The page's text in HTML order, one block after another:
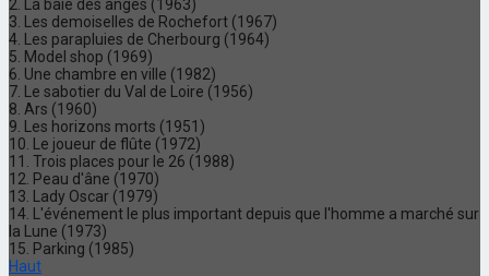
2. La baie des anges (1963)
3. Les demoiselles de Rochefort (1967)
4. Les parapluies de Cherbourg (1964)
5. Model shop (1969)
6. Une chambre en ville (1982)
7. Le sabotier du Val de Loire (1956)
8. Ars (1960)
9. Les horizons morts (1951)
10. Le joueur de flûte (1972)
11. Trois places pour le 26 (1988)
12. Peau d'âne (1970)
13. Lady Oscar (1979)
14. L'événement le plus important depuis que l'homme a marché sur
la Lune (1973)
15. Parking (1985)
Haut